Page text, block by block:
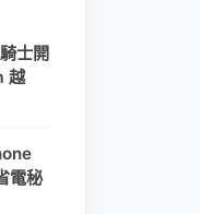
士開
越
電秘